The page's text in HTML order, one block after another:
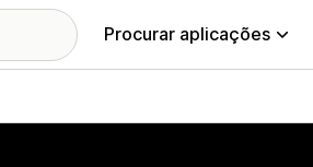
Procurar aplicações